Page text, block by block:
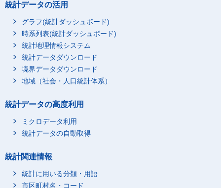
統計データの活用
グラフ(統計ダッシュボード)
時系列表(統計ダッシュボード)
統計地理情報システム
統計データダウンロード
境界データダウンロード
地域（社会・人口統計体系）
統計データの高度利用
ミクロデータ利用
統計データの自動取得
統計関連情報
統計に用いる分類・用語
市区町村名・コード